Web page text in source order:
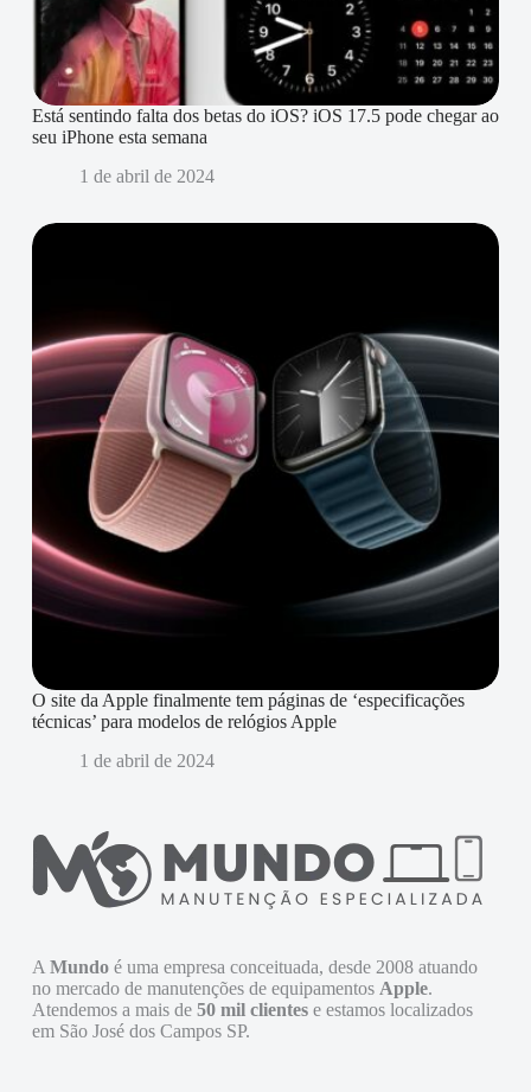
Está sentindo falta dos betas do iOS? iOS 17.5 pode chegar ao
seu iPhone esta semana
1 de abril de 2024
O site da Apple finalmente tem páginas de ‘especificações
técnicas’ para modelos de relógios Apple
1 de abril de 2024
A Mundoé uma empresa conceituada, desde 2008 atuando
no mercado de manutenções de equipamentos Apple.
Atendemos a mais de 50 mil clientese estamos localizados
em São José dos Campos SP.